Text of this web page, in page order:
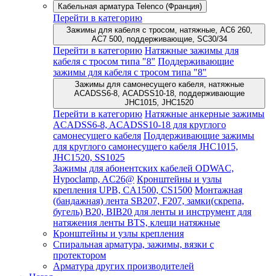
Кабельная арматура Telenco (Франция)
Перейти в категорию
Зажимы для кабеля с тросом, натяжные, AC6 260,
AC7 500, поддерживающие, SC30/34
Перейти в категорию Натяжные зажимы для
кабеля с тросом типа "8" Поддерживающие
зажимы для кабеля с тросом типа "8"
Зажимы для самонесущего кабеля, натяжные
ACADSS6-8, ACADSS10-18, поддерживающие
JHC1015, JHC1520
Перейти в категорию Натяжные анкерные зажимы
ACADSS6-8, ACADSS10-18 для круглого
самонесущего кабеля Поддерживающие зажимы
для круглого самонесущего кабеля JHC1015,
JHC1520, SS1025
Зажимы для абонентских кабелей ODWAC,
Hypoclamp, AC26@ Кронштейны и узлы
крепления UPB, CA1500, CS1500 Монтажная
(бандажная) лента SB207, F207, замки(скрепа,
бугель) B20, BIB20 для ленты и инструмент для
натяжения ленты BTS, клещи натяжные
Кронштейны и узлы крепления
Спиральная арматура, зажимы, вязки с
протектором
Арматура других производителей